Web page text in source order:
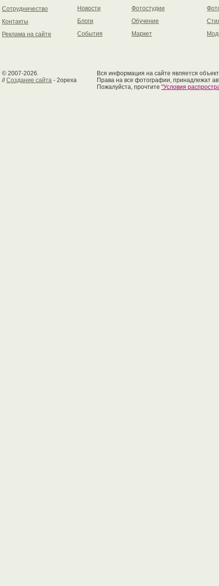
Сотрудничество
Контакты
Реклама на сайте
Новости
Блоги
События
Фотостудии
Обучение
Маркет
© 2007-2026.
//Создание сайта - 2opexa
Вся информация на сайте является
Права на все фотографии, принадлежат
Пожалуйста, прочтите "Условия